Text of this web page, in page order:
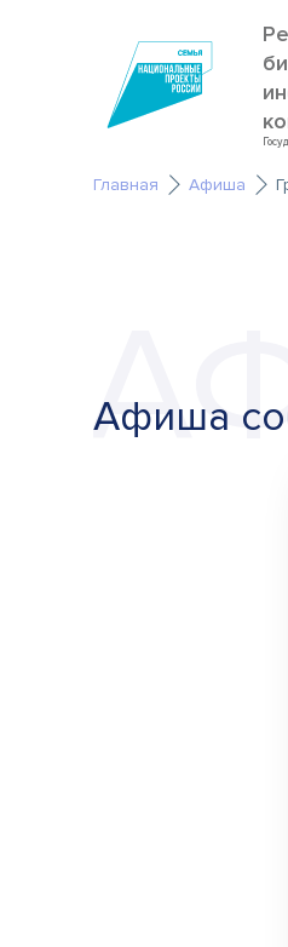
Главная Афиша
Афиша